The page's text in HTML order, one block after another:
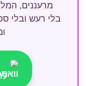
מרעננים,
בלי רעש ובלי